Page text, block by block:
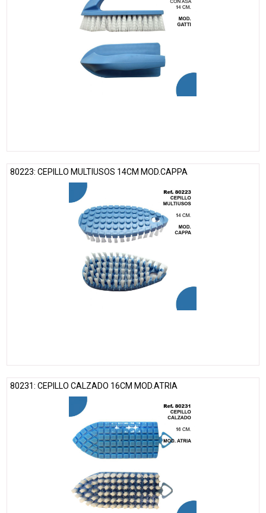
80223: CEPILLO MULTIUSOS 14CM MOD.CAPPA
80231: CEPILLO CALZADO 16CM MOD.ATRIA